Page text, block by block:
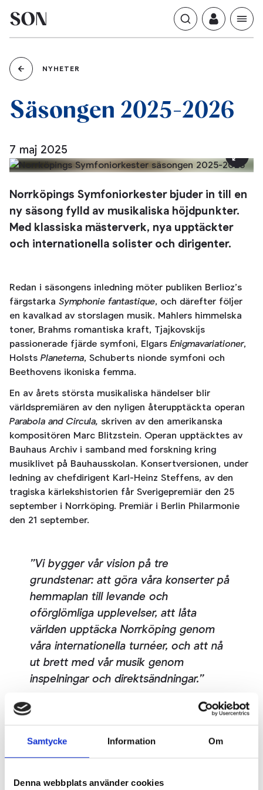
Samtycke Information Om
Denna webbplats använder cookies
NYHETER
Säsongen 2025-2026
7 maj 2025
Norrköpings Symfoniorkester bjuder in till en
ny säsong fylld av musikaliska höjdpunkter.
Med klassiska mästerverk, nya upptäckter
och internationella solister och dirigenter.
Redan i säsongens inledning möter publiken Berlioz’s
färgstarka Symphonie fantastique, och därefter följer
en kavalkad av storslagen musik. Mahlers himmelska
toner, Brahms romantiska kraft, Tjajkovskijs
passionerade fjärde symfoni, Elgars Enigmavariationer,
Holsts Planeterna, Schuberts nionde symfoni och
Beethovens ikoniska femma.
En av årets största musikaliska händelser blir
världspremiären av den nyligen återupptäckta operan
Parabola and Circula, skriven av den amerikanska
kompositören Marc Blitzstein. Operan upptäcktes av
Bauhaus Archiv i samband med forskning kring
musiklivet på Bauhausskolan. Konsertversionen, under
ledning av chefdirigent Karl-Heinz Steffens, av den
tragiska kärlekshistorien får Sverigepremiär den 25
september i Norrköping. Premiär i Berlin Philarmonie
den 21 september.
Vi bygger vår vision på tre
grundstenar: att göra våra konserter på
hemmaplan till levande och
oförglömliga upplevelser, att låta
världen upptäcka Norrköping genom
våra internationella turnéer, och att nå
ut brett med vår musik genom
inspelningar och direktsändningar.
KARL-HEINZ STEFFENS, CHEFDIRIGENT
Stjärnviolinisten Johan Dalene, från Norrköping,
att framföra Brahm
s Violinkonsert,